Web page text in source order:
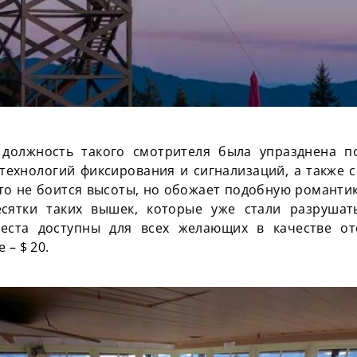
такого смотрителя была упразднена
фиксирования и сигнализаций, а также
не боится высоты, но обожает подобную
таких вышек, которые уже стали
доступны для всех желающих в качестве
– $ 20.